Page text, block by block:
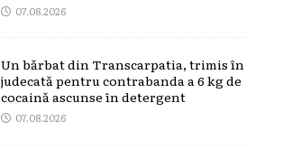
07.08.2026
Un bărbat din Transcarpatia, trimis în
judecată pentru contrabanda a 6 kg de
cocaină ascunse în detergent
07.08.2026